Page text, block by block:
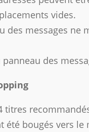
vides.
des messages
des
titres
été bougés vers